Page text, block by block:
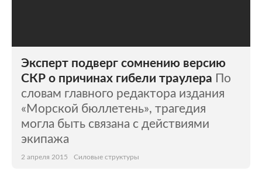
Эксперт подверг сомнению версию
СКР о причинах гибели траулера По
словам главного редактора издания
«Морской бюллетень», трагедия
могла быть связана с действиями
экипажа
2 апреля 2015 Силовые структуры